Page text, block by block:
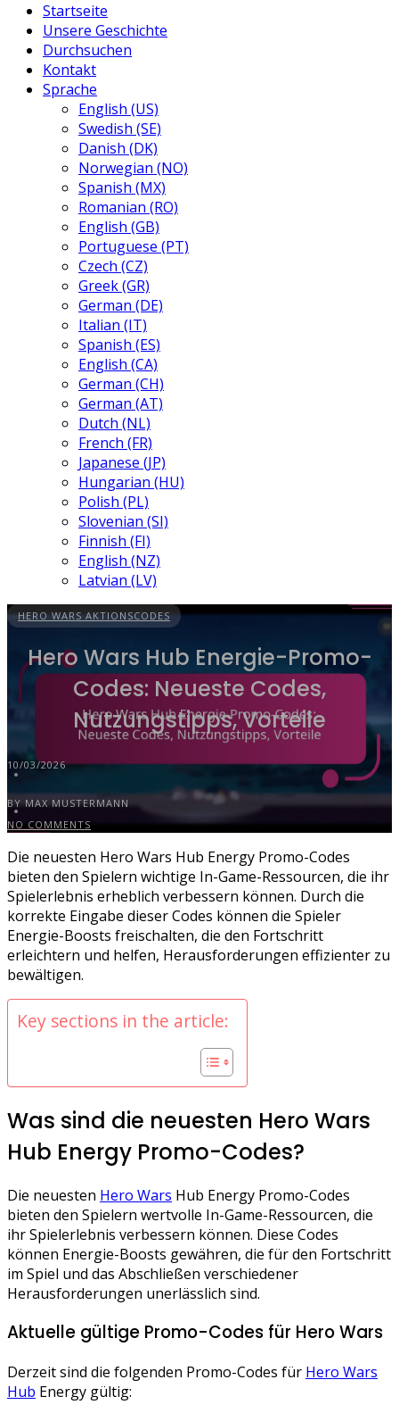
Startseite
Unsere Geschichte
Durchsuchen
Kontakt
Sprache
English (US)
Swedish (SE)
Danish (DK)
Norwegian (NO)
Spanish (MX)
Romanian (RO)
English (GB)
Portuguese (PT)
Czech (CZ)
Greek (GR)
German (DE)
Italian (IT)
Spanish (ES)
English (CA)
German (CH)
German (AT)
Dutch (NL)
French (FR)
Japanese (JP)
Hungarian (HU)
Polish (PL)
Slovenian (SI)
Finnish (FI)
English (NZ)
Latvian (LV)
HERO WARS AKTIONSCODES
Hero Wars Hub Energie-Promo-
Codes: Neueste Codes,
Nutzungstipps, Vorteile
10/03/2026
BY MAX MUSTERMANN
NO COMMENTS
Die neuesten Hero Wars Hub Energy Promo-Codes
bieten den Spielern wichtige In-Game-Ressourcen, die ihr
Spielerlebnis erheblich verbessern können. Durch die
korrekte Eingabe dieser Codes können die Spieler
Energie-Boosts freischalten, die den Fortschritt
erleichtern und helfen, Herausforderungen effizienter zu
bewältigen.
Key sections in the article:
Was sind die neuesten Hero Wars
Hub Energy Promo-Codes?
Die neuesten Hero Wars Hub Energy Promo-Codes
bieten den Spielern wertvolle In-Game-Ressourcen, die
ihr Spielerlebnis verbessern können. Diese Codes
können Energie-Boosts gewähren, die für den Fortschritt
im Spiel und das Abschließen verschiedener
Herausforderungen unerlässlich sind.
Aktuelle gültige Promo-Codes für Hero Wars
Derzeit sind die folgenden Promo-Codes für Hero Wars
Hub Energy gültig: